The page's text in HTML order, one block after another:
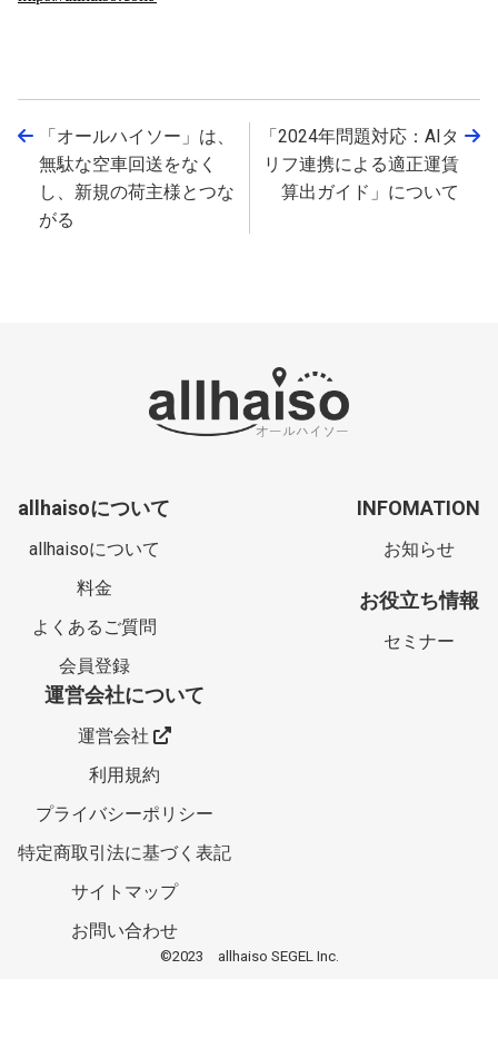
←
「オールハイソー」は、
無駄な空車回送をなく
し、新規の荷主様とつな
がる
「2024年問題対応：AIタ
リフ連携による適正運賃
算出ガイド」について
→
allhaisoについて
allhaisoについて
料金
よくあるご質問
会員登録
INFOMATION
お知らせ
お役立ち情報
セミナー
運営会社について
運営会社
利用規約
プライバシーポリシー
特定商取引法に基づく表記
サイトマップ
お問い合わせ
©2023 allhaiso SEGEL Inc.